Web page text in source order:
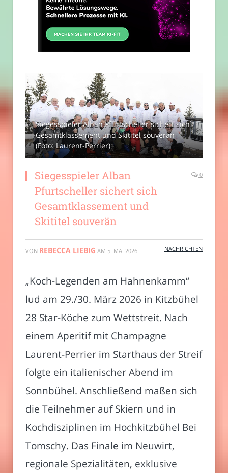
Siegesspieler Alban Pfurtscheller sichert sich
Gesamtklassement und Skititel souverän
(Foto: Laurent-Perrier)
Siegesspieler Alban
Pfurtscheller sichert sich
Gesamtklassement und
Skititel souverän
0
VON REBECCA LIEBIG AM 5. MAI 2026 NACHRICHTEN
„Koch-Legenden am Hahnenkamm“
lud am 29./30. März 2026 in Kitzbühel
28 Star-Köche zum Wettstreit. Nach
einem Aperitif mit Champagne
Laurent-Perrier im Starthaus der Streif
folgte ein italienischer Abend im
Sonnbühel. Anschließend maßen sich
die Teilnehmer auf Skiern und in
Kochdisziplinen im Hochkitzbühel Bei
Tomschy. Das Finale im Neuwirt,
regionale Spezialitäten, exklusive